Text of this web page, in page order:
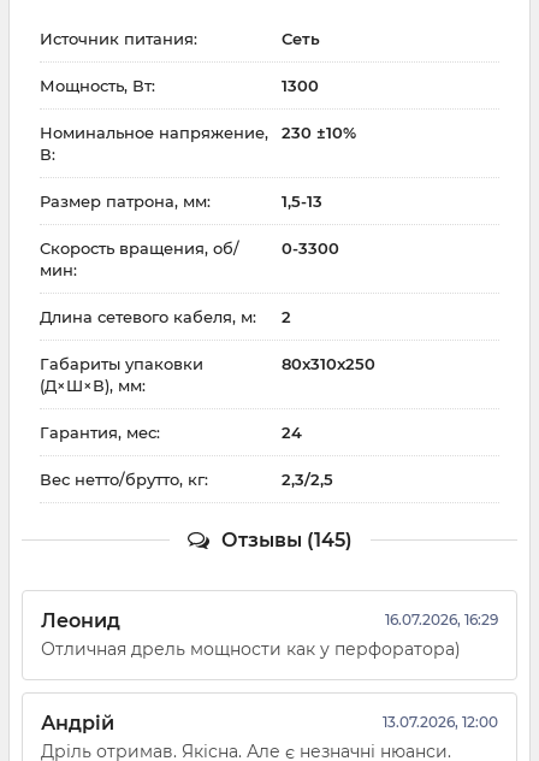
Источник питания: Сеть
Мощность, Вт: 1300
Номинальное напряжение,
В:
230 ±10%
Размер патрона, мм: 1,5-13
Скорость вращения, об/
мин:
0-3300
Длина сетевого кабеля, м: 2
Габариты упаковки
(Д×Ш×В), мм:
80x310x250
Гарантия, мес: 24
Вес нетто/брутто, кг: 2,3/2,5
Отзывы (145)
Леонид 16.07.2026, 16:29
Отличная дрель мощности как у перфоратора)
Андрій 13.07.2026, 12:00
Дріль отримав. Якісна. Але є незначні нюанси.